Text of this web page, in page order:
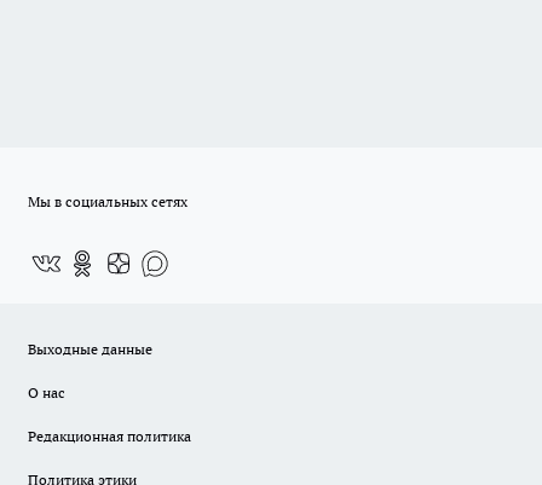
Мы в социальных сетях
Выходные данные
О нас
Редакционная политика
Политика этики